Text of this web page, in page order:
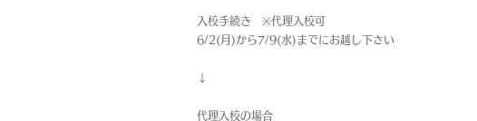
入校手続き ※代理入校可
6/2(月)から7/9(水)までにお越し下さい
↓
代理入校の場合